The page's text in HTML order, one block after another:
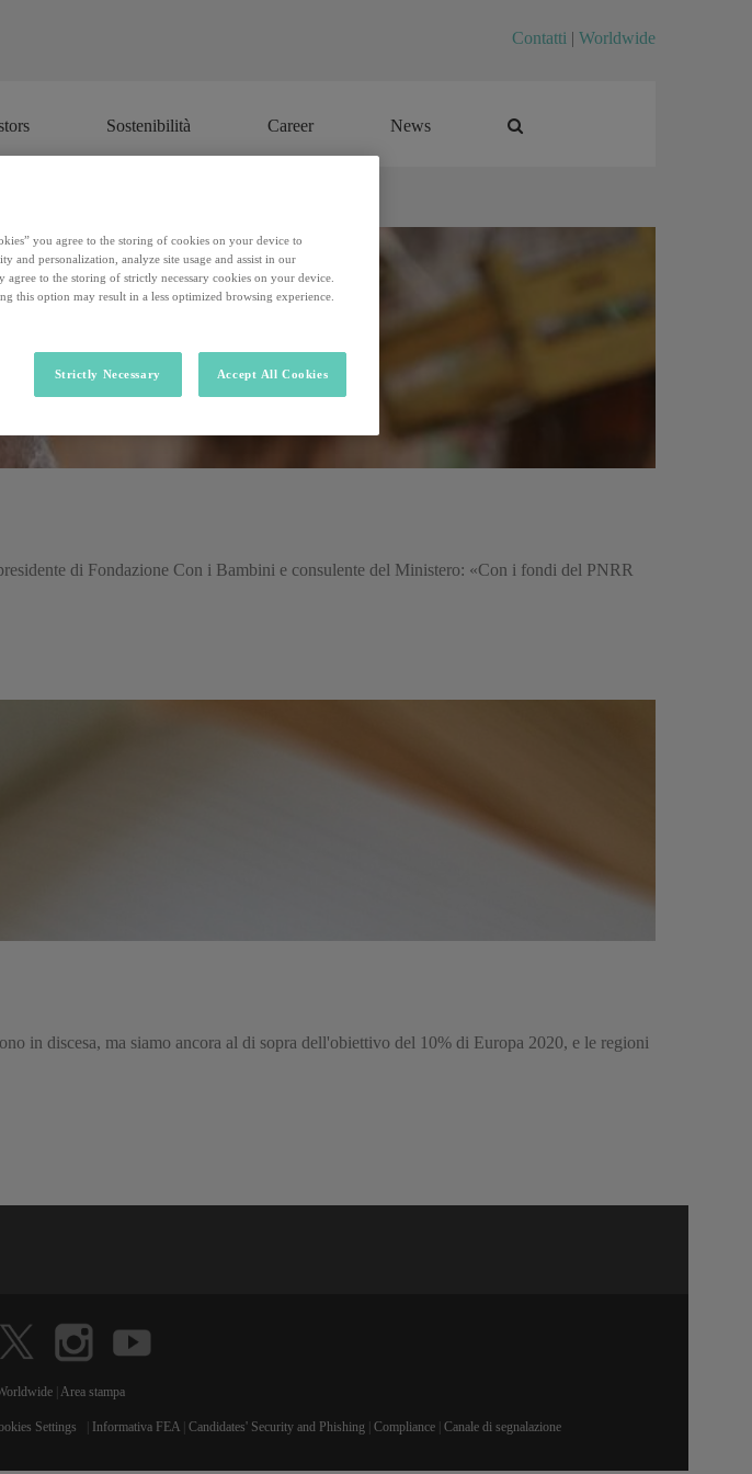
Contatti | Worldwide
Sostenibilità Career News
di Fondazione Con i Bambini e consulente del Ministero: «Con i fondi del PNRR
in discesa, ma siamo ancora al di sopra dell'obiettivo del 10% di Europa 2020, e le regioni
Area stampa
Settings Informativa FEA Candidates' Security and Phishing Compliance Canale di segnalazione
you agree to the storing of cookies on your device to
and personalization, analyze site usage and assist in our
to the storing of strictly necessary cookies on your device.
this option may result in a less optimized browsing experience.
Strictly Necessary Accept All Cookies